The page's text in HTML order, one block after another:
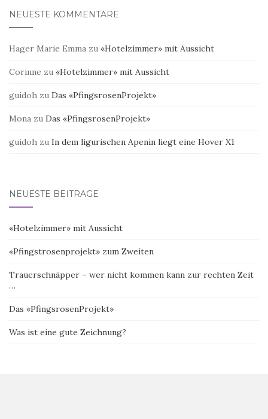
NEUESTE KOMMENTARE
Hager Marie Emma zu «Hotelzimmer» mit Aussicht
Corinne zu «Hotelzimmer» mit Aussicht
guidoh zu Das «PfingsrosenProjekt»
Mona zu Das «PfingsrosenProjekt»
guidoh zu In dem ligurischen Apenin liegt eine Hover X1
NEUESTE BEITRÄGE
«Hotelzimmer» mit Aussicht
«Pfingstrosenprojekt» zum Zweiten
Trauerschnäpper – wer nicht kommen kann zur rechten Zeit
…
Das «PfingsrosenProjekt»
Was ist eine gute Zeichnung?